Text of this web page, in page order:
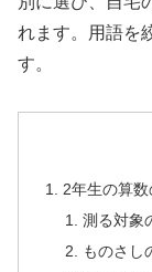
れます。用語を
す。
2年生の算
測る対象
ものさし